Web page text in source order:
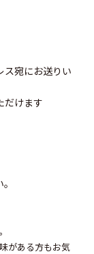
宛にお送りい
だけます
がある方もお気